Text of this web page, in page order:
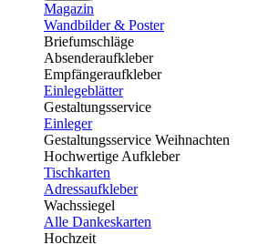
Magazin
Wandbilder & Poster
Briefumschläge
Absenderaufkleber
Empfängeraufkleber
Einlegeblätter
Gestaltungsservice
Einleger
Gestaltungsservice Weihnachten
Hochwertige Aufkleber
Tischkarten
Adressaufkleber
Wachssiegel
Alle Dankeskarten
Hochzeit